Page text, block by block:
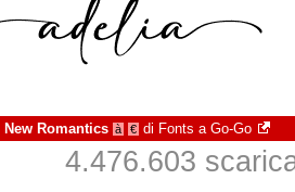
New Romantics à € di Fonts a Go-Go
4.476.603